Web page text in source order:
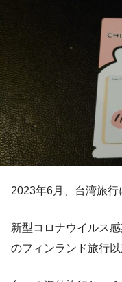
2023年6月、台湾旅行
新型コロナウイルス
のフィンランド旅行以